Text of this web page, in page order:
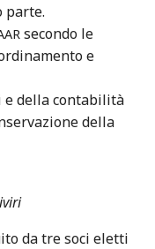
parte.
secondo le
e
e della contabilità
della
da tre soci eletti